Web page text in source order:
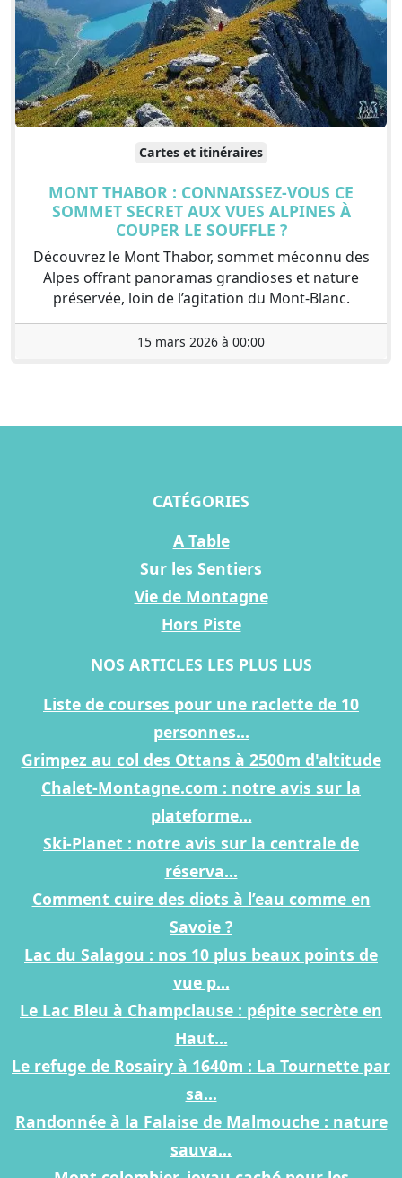
Cartes et itinéraires
MONT THABOR : CONNAISSEZ-VOUS CE
SOMMET SECRET AUX VUES ALPINES À
COUPER LE SOUFFLE ?
Découvrez le Mont Thabor, sommet méconnu des
Alpes offrant panoramas grandioses et nature
préservée, loin de l’agitation du Mont-Blanc.
15 mars 2026 à 00:00
CATÉGORIES
A Table
Sur les Sentiers
Vie de Montagne
Hors Piste
NOS ARTICLES LES PLUS LUS
Liste de courses pour une raclette de 10
personnes...
Grimpez au col des Ottans à 2500m d'altitude
Chalet-Montagne.com : notre avis sur la
plateforme...
Ski-Planet : notre avis sur la centrale de
réserva...
Comment cuire des diots à l’eau comme en
Savoie ?
Lac du Salagou : nos 10 plus beaux points de
vue p...
Le Lac Bleu à Champclause : pépite secrète en
Haut...
Le refuge de Rosairy à 1640m : La Tournette par
sa...
Randonnée à la Falaise de Malmouche : nature
sauva...